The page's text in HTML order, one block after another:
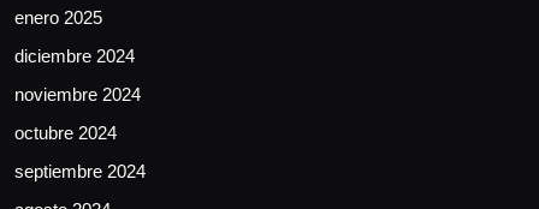
enero 2025
diciembre 2024
noviembre 2024
octubre 2024
septiembre 2024